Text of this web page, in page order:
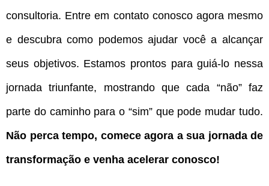
consultoria. Entre em contato conosco agora mesmo
e descubra como podemos ajudar você a alcançar
seus objetivos. Estamos prontos para guiá-lo nessa
jornada triunfante, mostrando que cada “não” faz
parte do caminho para o “sim” que pode mudar tudo.
Não perca tempo, comece agora a sua jornada de
transformação e venha acelerar conosco!